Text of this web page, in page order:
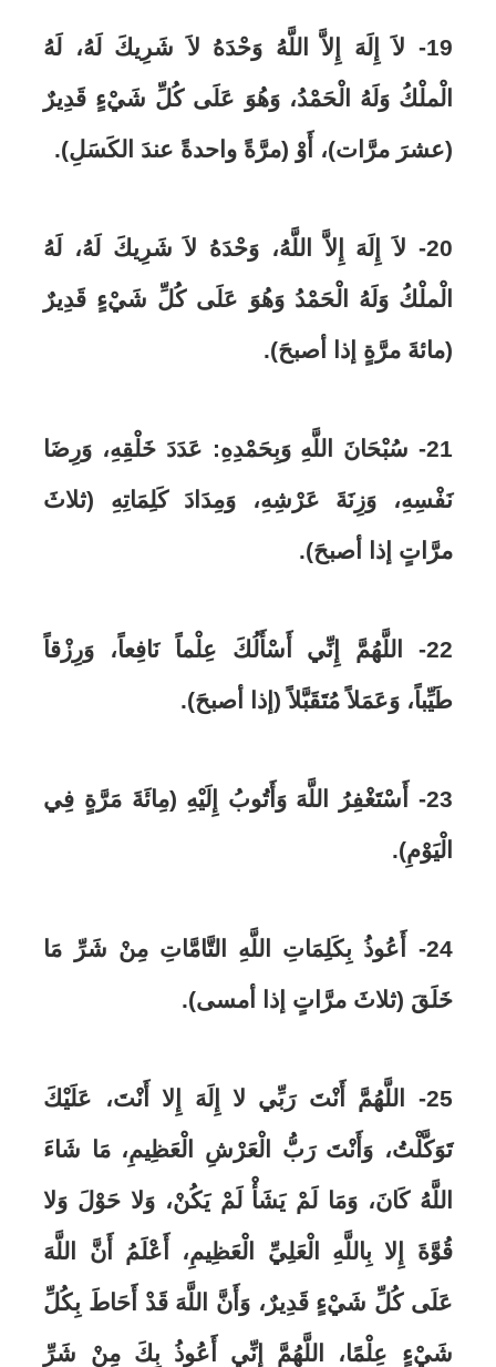
19- لاَ إِلَهَ إِلاَّ اللَّهُ وَحْدَهُ لاَ شَرِيكَ لَهُ، لَهُ
الْملْكُ وَلَهُ الْحَمْدُ، وَهُوَ عَلَى كُلِّ شَيْءٍ قَدِيرٌ
(عشرَ مرَّات)، أَوْ (مرَّةً واحدةً عندَ الكَسَلِ).
20- لاَ إِلَهَ إِلاَّ اللَّهُ، وَحْدَهُ لاَ شَرِيكَ لَهُ، لَهُ
الْملْكُ وَلَهُ الْحَمْدُ وَهُوَ عَلَى كُلِّ شَيْءٍ قَدِيرٌ
(مائةَ مرَّةٍ إذا أصبحَ).
21- سُبْحَانَ اللَّهِ وَبِحَمْدِهِ: عَدَدَ خَلْقِهِ، وَرِضَا
نَفْسِهِ، وَزِنَةَ عَرْشِهِ، وَمِدَادَ كَلِمَاتِهِ (ثلاثَ
مرَّاتٍ إذا أصبحَ).
22- اللَّهُمَّ إِنِّي أَسْأَلُكَ عِلْماً نَافِعاً، وَرِزْقاً
طَيِّباً، وَعَمَلاً مُتَقَبَّلاً (إذا أصبحَ).
23- أَسْتَغْفِرُ اللَّهَ وَأَتُوبُ إِلَيْهِ (مِائَةَ مَرَّةٍ فِي
الْيَوْمِ).
24- أَعُوذُ بِكَلِمَاتِ اللَّهِ التَّامَّاتِ مِنْ شَرِّ مَا
خَلَقَ (ثلاثَ مرَّاتٍ إذا أمسى).
25- اللَّهُمَّ أَنْتَ رَبِّي لا إِلَهَ إِلا أَنْتَ، عَلَيْكَ
تَوَكَّلْتُ، وَأَنْتَ رَبُّ الْعَرْشِ الْعَظِيمِ، مَا شَاءَ
اللَّهُ كَانَ، وَمَا لَمْ يَشَأْ لَمْ يَكُنْ، وَلا حَوْلَ وَلا
قُوَّةَ إِلا بِاللَّهِ الْعَلِيِّ الْعَظِيمِ، أَعْلَمُ أَنَّ اللَّهَ
عَلَى كُلِّ شَيْءٍ قَدِيرٌ، وَأَنَّ اللَّهَ قَدْ أَحَاطَ بِكُلِّ
شَيْءٍ عِلْمًا، اللَّهُمَّ إِنِّي أَعُوذُ بِكَ مِنْ شَرِّ